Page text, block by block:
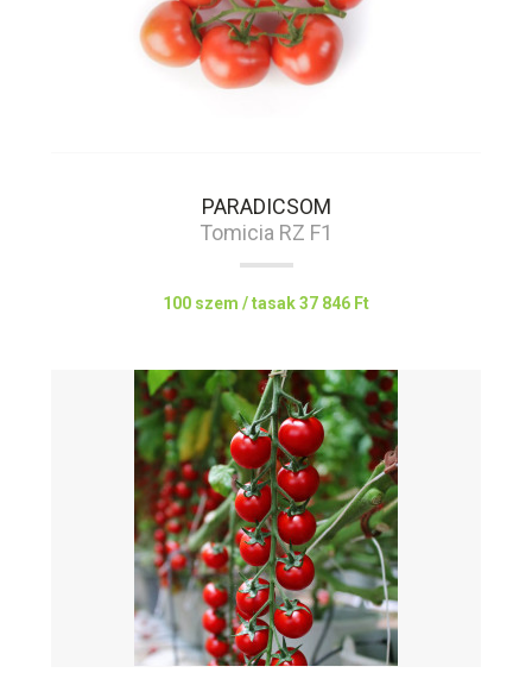
PARADICSOM
Tomicia RZ F1
100 szem / tasak37 846 Ft